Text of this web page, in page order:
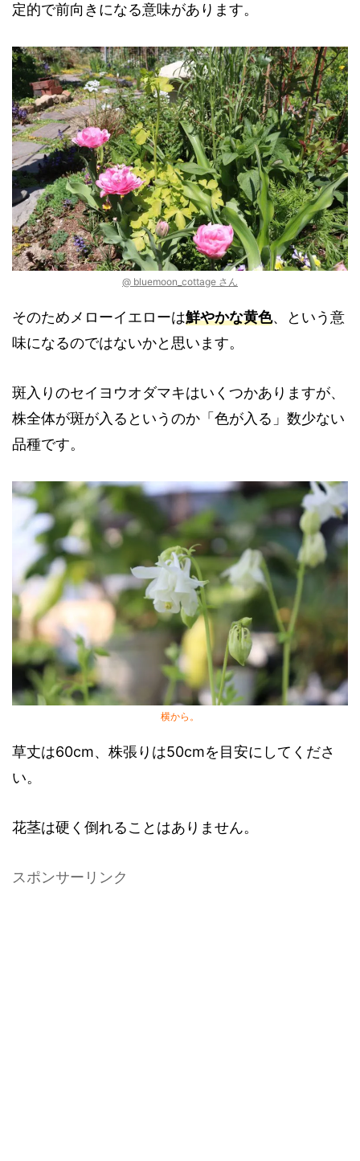
定的で前向きになる意味があります。
@ bluemoon_cottage さん
そのためメローイエローは鮮やかな黄色、という意
味になるのではないかと思います。
斑入りのセイヨウオダマキはいくつかありますが、
株全体が斑が入るというのか「色が入る」数少ない
品種です。
横から。
草丈は60cm、株張りは50cmを目安にしてくださ
い。
花茎は硬く倒れることはありません。
スポンサーリンク